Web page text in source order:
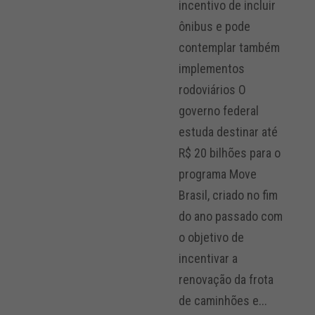
incentivo de incluir
ônibus e pode
contemplar também
implementos
rodoviários O
governo federal
estuda destinar até
R$ 20 bilhões para o
programa Move
Brasil, criado no fim
do ano passado com
o objetivo de
incentivar a
renovação da frota
de caminhões e...